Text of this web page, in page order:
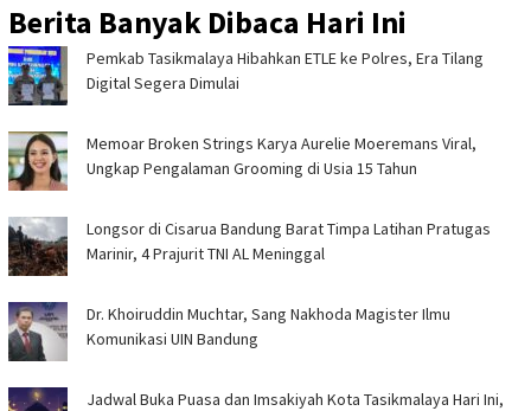
Berita Banyak Dibaca Hari Ini
Pemkab Tasikmalaya Hibahkan ETLE ke Polres, Era Tilang
Digital Segera Dimulai
Memoar Broken Strings Karya Aurelie Moeremans Viral,
Ungkap Pengalaman Grooming di Usia 15 Tahun
Longsor di Cisarua Bandung Barat Timpa Latihan Pra­tugas
Marinir, 4 Prajurit TNI AL Meninggal
Dr. Khoiruddin Muchtar, Sang Nakhoda Magister Ilmu
Komunikasi UIN Bandung
Jadwal Buka Puasa dan Imsakiyah Kota Tasikmalaya Hari Ini,